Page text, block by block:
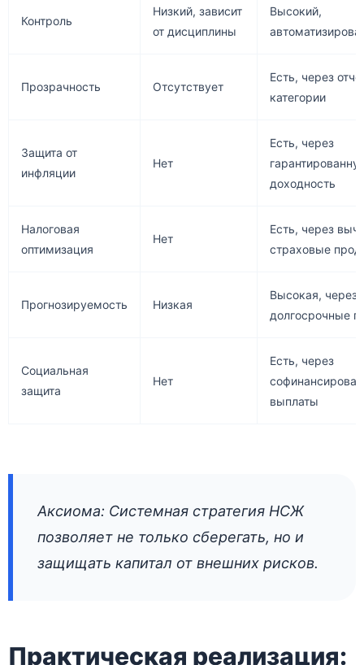
Контроль
Низкий, зависит
от дисциплины
Высокий,
Прозрачность Отсутствует
Есть, через
категории
Защита от
инфляции
Нет
Есть, через
доходность
Налоговая
оптимизация
Нет
Есть, через
страховые
Прогнозируемость Низкая
Высокая, через
долгосрочные
Социальная
защита
Нет
Есть, через
выплаты
Аксиома: Системная стратегия НСЖ
позволяет не только сберегать, но и
защищать капитал от внешних рисков.
Практическая реализация: